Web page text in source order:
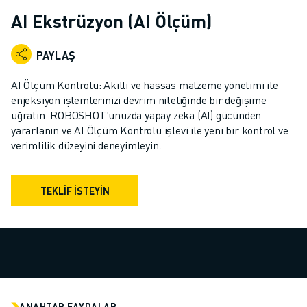
İŞBIRLIKÇI ROBOTLAR
ROBOT YELPAZESI
ROBOT KONTROLÖRLERI
ROBOT AKSESUARLARI
ROBOT YAZILIMI
SIMÜLASYON YAZILIMI
EĞITIM AMAÇLI ROBOTIK ÜRÜNLERI
ROBOT OTOMASYONU
EKLEMLI ROBOTLAR
ARC MATE SERISI
BOYA ROBOTLARI
AI Ekstrüzyon (AI Ölçüm)
PAYLAŞ
AI Ölçüm Kontrolü: Akıllı ve hassas malzeme yönetimi ile
enjeksiyon işlemlerinizi devrim niteliğinde bir değişime
uğratın. ROBOSHOT'unuzda yapay zeka (AI) gücünden
yararlanın ve AI Ölçüm Kontrolü işlevi ile yeni bir kontrol ve
verimlilik düzeyini deneyimleyin.
TEKLIF İSTEYIN